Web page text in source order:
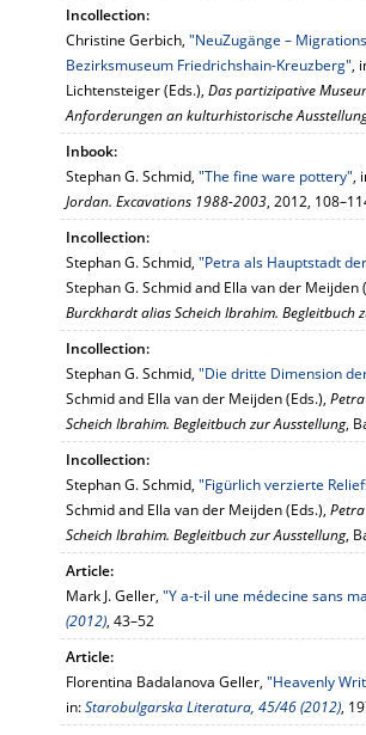
Incollection:
Christine Gerbich, "NeuZugänge –
Bezirksmuseum Friedrichshain-Kreuzberg",
Lichtensteiger (Eds.), Das partizipative
Anforderungen an kulturhistorische
Inbook:
Stephan G. Schmid, "The fine ware pottery",
Jordan. Excavations 1988-2003, 2012,
Incollection:
Stephan G. Schmid, "Petra als Hauptstadt
Stephan G. Schmid and Ella van der Meijden
Burckhardt alias Scheich Ibrahim. Begleitbuch
Incollection:
Stephan G. Schmid, "Die dritte Dimension
Schmid and Ella van der Meijden (Eds.),
Scheich Ibrahim. Begleitbuch zur Ausstellung,
Incollection:
Stephan G. Schmid, "Figürlich verzierte
Schmid and Ella van der Meijden (Eds.),
Scheich Ibrahim. Begleitbuch zur Ausstellung,
Article:
Mark J. Geller, "Y a-t-il une médecine sans
(2012), 43–52
Article:
Florentina Badalanova Geller, "Heavenly
in:Starobulgarska Literatura, 45/46 (2012),